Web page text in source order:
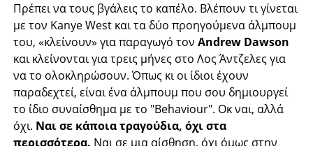
Πρέπει να τους βγάλεις το καπέλο. Βλέπουν τι γίνεται
με τον Kanye West και τα δύο προηγούμενα άλμπουμ
του, «κλείνουν» για παραγωγό τονAndrew Dawson
και κλείνονται για τρεις μήνες στο Λος Άντζελες για
να το ολοκληρώσουν. Όπως κι οι ίδιοι έχουν
παραδεχτεί, είναι ένα άλμπουμ που σου δημιουργεί
το ίδιο συναίσθημα με το "Behaviour". Οκ ναι, αλλά
όχι. Ναι σε κάποια τραγούδια, όχι στα
περισσότερα. Ναι σε μια αίσθηση, όχι όμως στην